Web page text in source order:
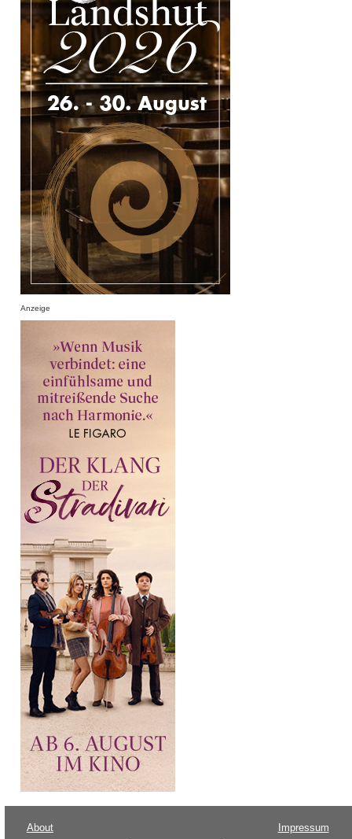
Anzeige
About Impressum